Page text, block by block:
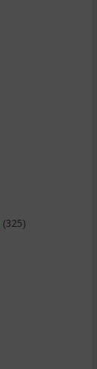
(325)